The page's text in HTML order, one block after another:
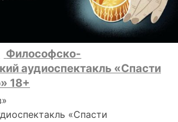
Философско-
аудиоспектакль «Спасти
18+
«Спасти